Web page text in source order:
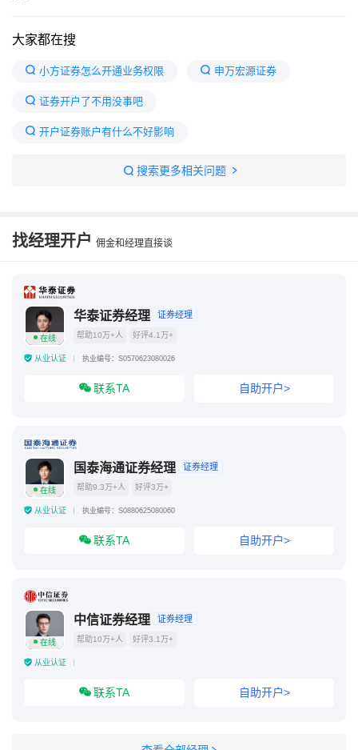
大家都在搜
小方证券怎么开通业务权限 申万宏源证券
证券开户了不用没事吧
开户证券账户有什么不好影响
开通证券账户不交易会怎样
青岛证券交易所
搜索更多相关问题
找经理开户 佣金和经理直接谈
在线
华泰证券经理 证券经理
帮助10万+人 好评4.1万+
从业认证 执业编号：S0570623080026
联系TA 自助开户>
在线
国泰海通证券经理 证券经理
帮助9.3万+人 好评3万+
从业认证 执业编号：S0880625080060
联系TA 自助开户>
在线
中信证券经理 证券经理
帮助10万+人 好评3.1万+
从业认证
联系TA 自助开户>